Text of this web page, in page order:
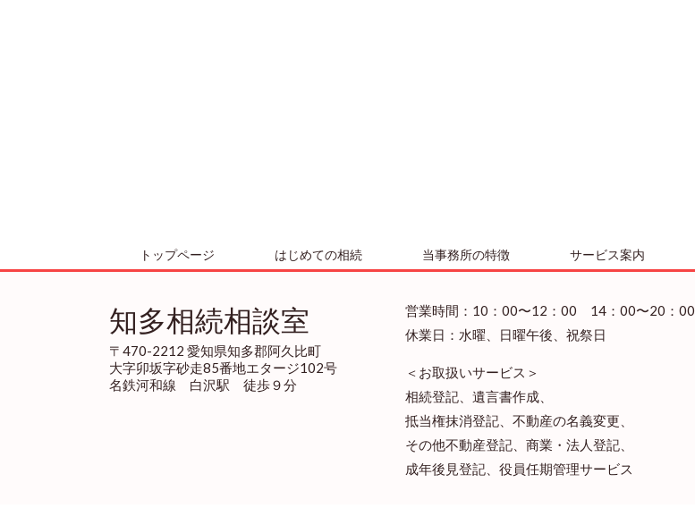
トップページ はじめての相続 当事務所の特徴 サービス案内
知多相続相談室
〒470-2212 愛知県知多郡阿久比町
大字卯坂字砂走85番地エタージ102号
名鉄河和線 白沢駅 徒歩９分
営業時間：10：00〜12：00 14：00〜20：00
休業日：水曜、日曜午後、祝祭日
＜お取扱いサービス＞
相続登記、遺言書作成、
抵当権抹消登記、不動産の名義変更、
その他不動産登記、商業・法人登記、
成年後見登記、役員任期管理サービス